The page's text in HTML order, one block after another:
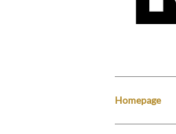
Homepage